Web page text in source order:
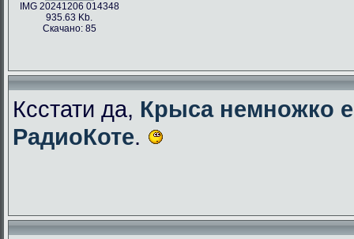
IMG 20241206 014348
935.63 Kb.
Скачано: 85
Ксстати да, Крыса немножко
РадиоКоте.